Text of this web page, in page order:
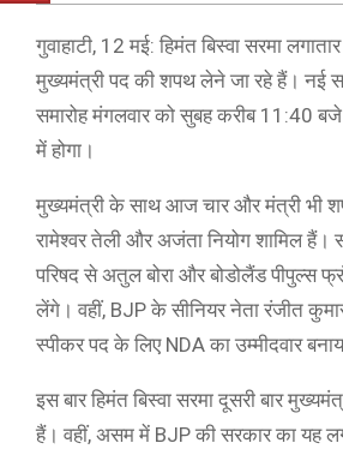
गुवाहाटी, 12 मई: हिमंत बिस्वा सरमा
मुख्यमंत्री पद की शपथ लेने जा रहे हैं। नई
समारोह मंगलवार को सुबह करीब 11:40 बजे
में होगा।
मुख्यमंत्री के साथ आज चार और मंत्री भी
रामेश्वर तेली और अजंता नियोग शामिल हैं।
परिषद से अतुल बोरा और बोडोलैंड पीपुल्स
लेंगे। वहीं, BJP के सीनियर नेता रंजीत
स्पीकर पद के लिए NDA का उम्मीदवार
इस बार हिमंत बिस्वा सरमा दूसरी बार
हैं। वहीं, असम में BJP की सरकार का यह